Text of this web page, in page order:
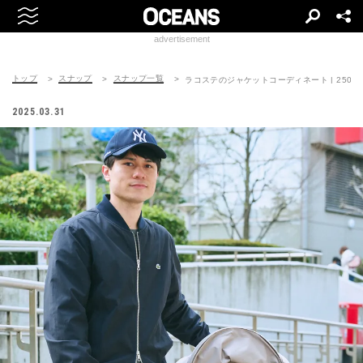
advertisement
トップ スナップ スナップ一覧 ラコステのジャケットコーディネート |
2025.03.31